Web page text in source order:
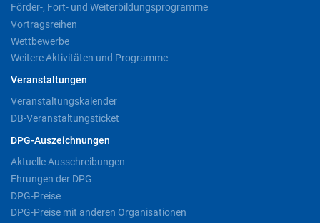
Förder-, Fort- und Weiterbildungsprogramme
Vortragsreihen
Wettbewerbe
Weitere Aktivitäten und Programme
Veranstaltungen
Veranstaltungskalender
DB-Veranstaltungsticket
DPG-Auszeichnungen
Aktuelle Ausschreibungen
Ehrungen der DPG
DPG-Preise
DPG-Preise mit anderen Organisationen